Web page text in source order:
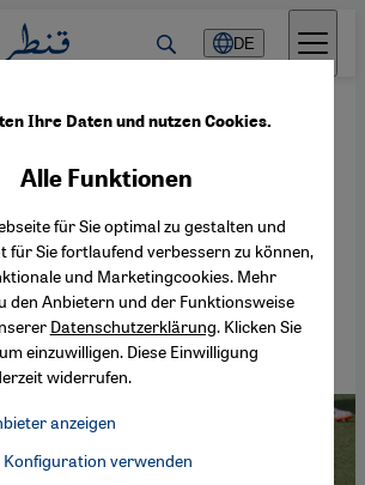
DE
spielt die
keine Rolle
Ihre Daten und nutzen Cookies.
Alle Funktionen
für Sie optimal zu gestalten und
für Sie fortlaufend verbessern zu können,
und Marketingcookies. Mehr
den Anbietern und der Funktionsweise
Datenschutzerklärung. Klicken Sie
um einzuwilligen. Diese Einwilligung
widerrufen.
anzeigen
/ Facebook Connect, Google Maps Embed,
/ Facebook Connect
verwenden